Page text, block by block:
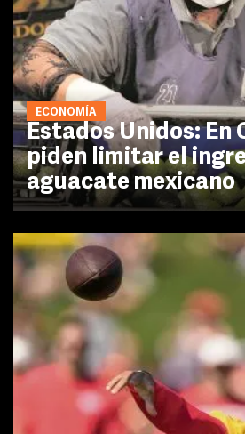
ECONOMÍA
Estados Unidos: En
piden limitar el
aguacate mexicano